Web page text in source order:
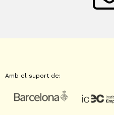
Amb el suport de: